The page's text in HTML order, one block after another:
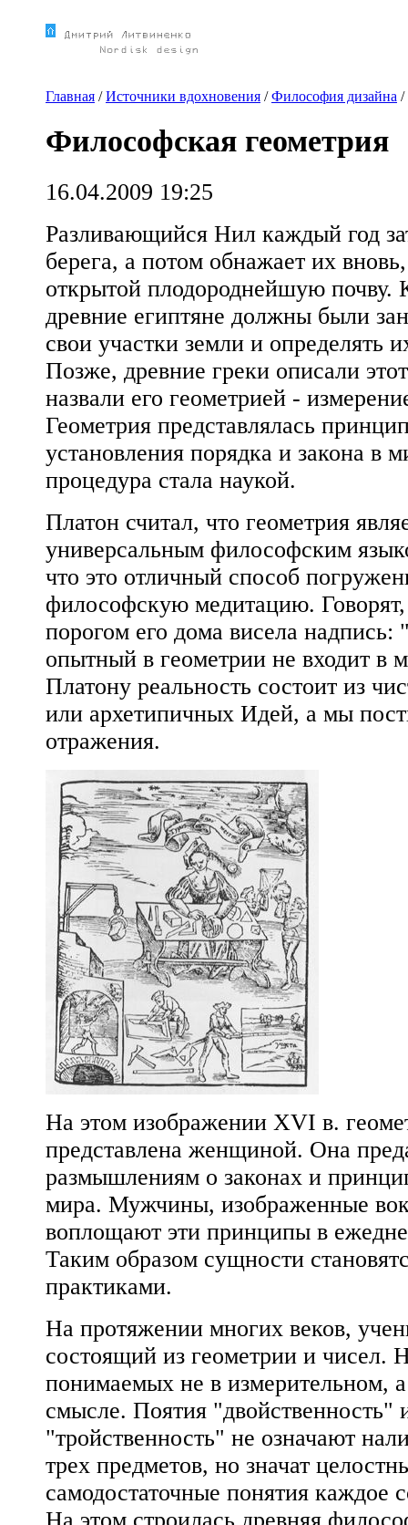
Главная /Источники вдохновения /Философия дизайна /
Философская геометрия
16.04.2009 19:25
Разливающийся Нил каждый год
берега, а потом обнажает их
открытой плодороднейшую почву.
древние египтяне должны были
свои участки земли и определять
Позже, древние греки описали
назвали его геометрией -
Геометрия представлялась
установления порядка и закона в
процедура стала наукой.
Платон считал, что геометрия
универсальным философским
что это отличный способ
философскую медитацию.
порогом его дома висела надпись:
опытный в геометрии не входит в
Платону реальность состоит из
или архетипичных Идей, а мы
отражения.
На этом изображении XVI в.
представлена женщиной. Она
размышлениям о законах и
мира. Мужчины, изображенные
воплощают эти принципы в
Таким образом сущности
практиками.
На протяжении многих веков,
состоящий из геометрии и чисел.
понимаемых не в измерительном,
смысле. Поятия "двойственность"
"тройственность" не означают
трех предметов, но значат
самодостаточные понятия каждое